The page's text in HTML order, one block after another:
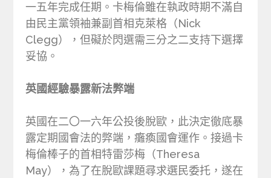
一五年完成任期。卡梅倫雖在執政時期不滿自
由民主黨領袖兼副首相克萊格（Nick
Clegg），但礙於閃選需三分之二支持下選擇
妥協。
英國經驗暴露新法弊端
英國在二〇一六年公投後脫歐，此決定徹底暴
露定期國會法的弊端，癱瘓國會運作。接過卡
梅倫棒子的首相特雷莎梅（Theresa
May），為了在脫歐課題尋求選民委托，遂在